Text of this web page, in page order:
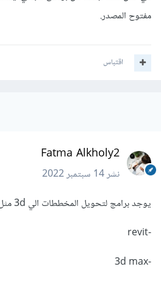
مفتوح المصدر.
اقتباس
Fatma Alkholy2
نشر14 سبتمبر 2022
يوجد برامج لتحويل المخططات الي 3d مثل
-revit
-3d max